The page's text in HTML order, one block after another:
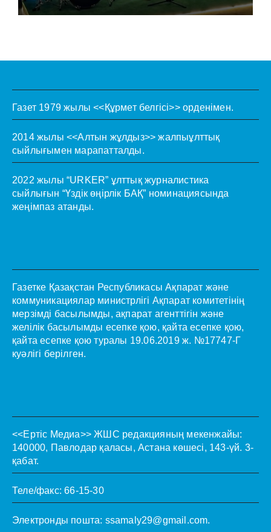
Газет 1979 жылы <<Құрмет белгісі>> орденімен.
2014 жылы <<Алтын жұлдыз>> жалпыұлттық
сыйлығымен марапатталды.
2022 жылы “URKER” ұлттық журналистика
сыйлығын “Үздік өңірлік БАҚ” номинациясында
жеңімпаз атанды.
Газетке Қазақстан Республикасы Ақпарат және
коммуникациялар министрлігі Ақпарат комитетінің
мерзімді басылымды, ақпарат агенттігін және
желілік басылымды есепке қою, қайта есепке қою,
қайта есепке қою туралы 19.06.2019 ж. №17747-Г
куәлігі берілген.
<<Ертіс Медиа>> ЖШС редакцияның мекенжайы:
140000, Павлодар қаласы, Астана көшесі, 143-үй. 3-
қабат.
Теле/факс: 66-15-30
Электронды пошта: ssamaly29@gmail.com.